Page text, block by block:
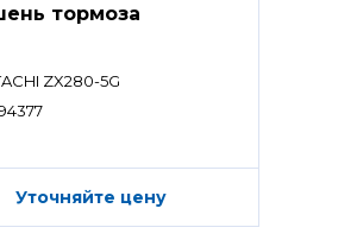
тормоза
ZX280-5G
Уточняйте цену